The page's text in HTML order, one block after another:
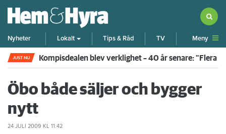
Nyheter Lokalt Tips & Råd TV Meny
JUST NU Kompisdealen blev verklighet – 40 år senare: "Flera
Öbo både säljer och bygger
nytt
24 JULI 2009 KL 11:42